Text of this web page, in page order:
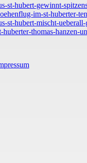
st-hubert-gewinnt-
im-st-huberter-
st-hubert-mischt-
thomas-hanzen-